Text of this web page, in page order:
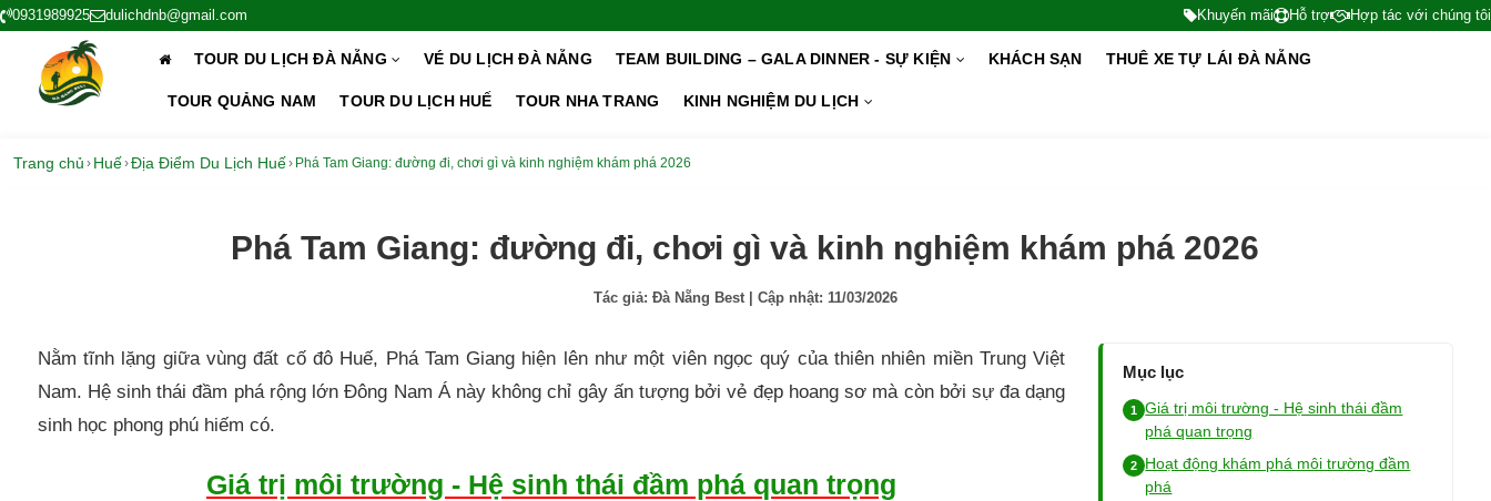
0931989925 dulichdnb@gmail.com Khuyến mãi Hỗ trợ Hợp tác với chúng tôi
TOUR DU LỊCH ĐÀ NẴNG VÉ DU LỊCH ĐÀ NẴNG TEAM BUILDING – GALA DINNER - SỰ KIỆN KHÁCH SẠN THUÊ XE TỰ LÁI ĐÀ NẴNG
TOUR QUẢNG NAM TOUR DU LỊCH HUẾ TOUR NHA TRANG KINH NGHIỆM DU LỊCH
Trang chủ › Huế›Địa Điểm Du Lịch Huế› Phá Tam Giang: đường đi, chơi gì và kinh nghiệm khám phá 2026
Phá Tam Giang: đường đi, chơi gì và kinh nghiệm khám phá 2026
Tác giả: Đà Nẵng Best| Cập nhật: 11/03/2026
Nằm tĩnh lặng giữa vùng đất cố đô Huế, Phá Tam Giang hiện lên như một viên ngọc quý của thiên nhiên miền Trung Việt
Nam. Hệ sinh thái đầm phá rộng lớn Đông Nam Á này không chỉ gây ấn tượng bởi vẻ đẹp hoang sơ mà còn bởi sự đa dạng
sinh học phong phú hiếm có.
Giá trị môi trường - Hệ sinh thái đầm phá quan trọng
Mục lục
Giá trị môi trường - Hệ sinh thái đầm
phá quan trọng
Hoạt động khám phá môi trường đầm
phá